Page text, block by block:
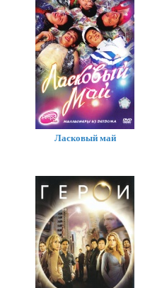
Ласковый май